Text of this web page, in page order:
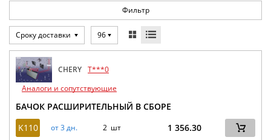
Фильтр
Сроку доставки 96
CHERY T***0
Аналоги и сопутствующие
БАЧОК РАСШИРИТЕЛЬНЫЙ В СБОРЕ
K110
от 3 дн. 2 шт 1 356.30